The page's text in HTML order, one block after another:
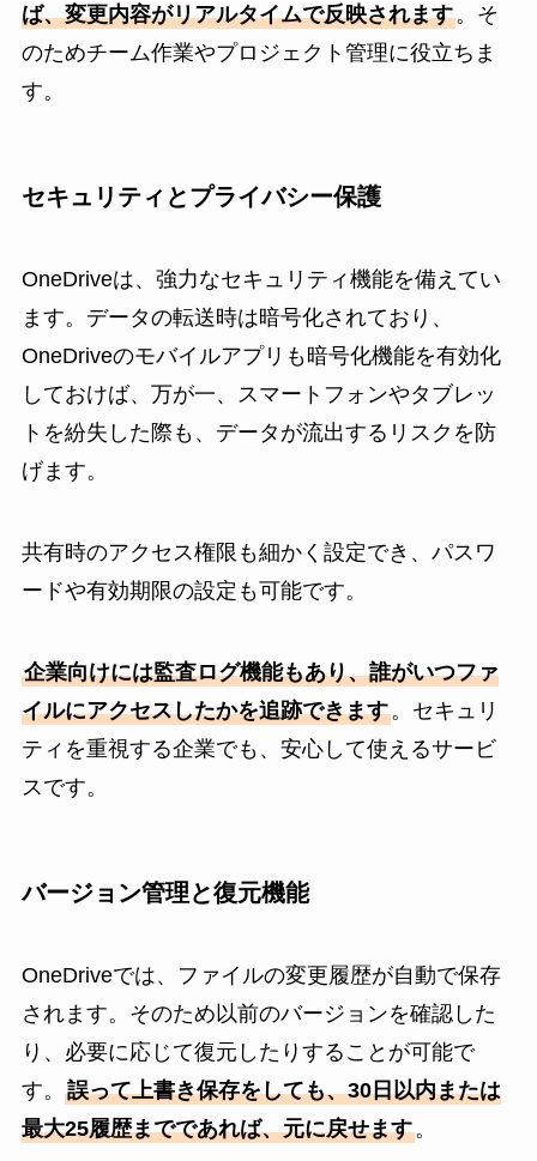
ば、変更内容がリアルタイムで反映されます。そ
のためチーム作業やプロジェクト管理に役立ちま
す。
セキュリティとプライバシー保護
OneDriveは、強力なセキュリティ機能を備えてい
ます。データの転送時は暗号化されており、
OneDriveのモバイルアプリも暗号化機能を有効化
しておけば、万が一、スマートフォンやタブレッ
トを紛失した際も、データが流出するリスクを防
げます。
共有時のアクセス権限も細かく設定でき、パスワ
ードや有効期限の設定も可能です。
企業向けには監査ログ機能もあり、誰がいつファ
イルにアクセスしたかを追跡できます。セキュリ
ティを重視する企業でも、安心して使えるサービ
スです。
バージョン管理と復元機能
OneDriveでは、ファイルの変更履歴が自動で保存
されます。そのため以前のバージョンを確認した
り、必要に応じて復元したりすることが可能で
す。 誤って上書き保存をしても、30日以内または
最大25履歴までであれば、元に戻せます。